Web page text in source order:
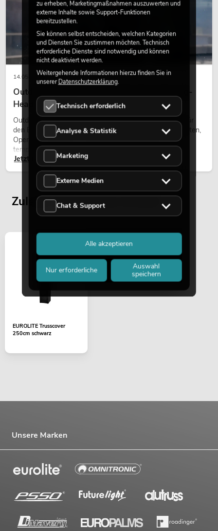
14.05.2026
Outdoor Moving-Heads: Wetterfeste Moving-
Heads bei Events
Outdoor Moving-Heads sind bewegliche Scheinwerfer für
den Einsatz im Freien. Sie werden bei Festivals, Stadtfesten,
Open-Air-Konzerten, Architekturinszenierungen und
temporären Außeninstallationen eingesetzt.
Jetzt lesen
Zuletzt angesehene Artikel
EUROLITE Trusscover
250cm schwarz
Unsere Marken
zu erheben, Marketingmaßnahmen auszuwerten und
externe Inhalte sowie Support-Funktionen
bereitzustellen.
Sie können selbst entscheiden, welchen Kategorien
und Diensten Sie zustimmen möchten. Technisch
erforderliche Dienste sind notwendig und können
nicht deaktiviert werden.
Weitergehende Informationen hierzu finden Sie in
unsererDatenschutzerklärung.
Technisch erforderlich
Analyse & Statistik
Marketing
Externe Medien
Chat & Support
Nur erforderliche
Auswahl
speichern
Alle akzeptieren